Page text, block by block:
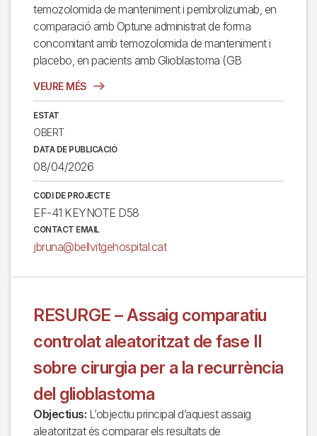
temozolomida de manteniment i pembrolizumab, en
comparació amb Optune administrat de forma
concomitant amb temozolomida de manteniment i
placebo, en pacients amb Glioblastoma (GB
VEURE MÉS
ESTAT
OBERT
DATA DE PUBLICACIÓ
08/04/2026
CODI DE PROJECTE
EF-41 KEYNOTE D58
CONTACT EMAIL
jbruna@bellvitgehospital.cat
RESURGE – Assaig comparatiu
controlat aleatoritzat de fase II
sobre cirurgia per a la recurrència
del glioblastoma
Objectius: L’objectiu principal d’aquest assaig
aleatoritzat és comparar els resultats de